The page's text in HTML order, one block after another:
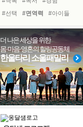
꿈이 실제가 되는 것
'말 타는 법'을 먼저
졸업식 사진을 보며
극심한 변비, 어깨결림, 수면 장애
아픈 아버지를 위한 공간 설계
슬럼프
보고 싶은 어머니
#선택
#면역력
#아이들
#링컨학교
#유튜브
#독서캠프
#다짐
#명상
#나눔
#도움
#위기
#힐링
#비전캠프
#사람
#희망
더 나은 세상을 위한
몸·마음·영혼의 힐링공동체
한울타리 소울패밀리